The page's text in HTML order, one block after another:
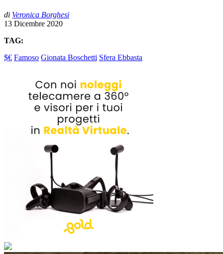
di Veronica Borghesi
13 Dicembre 2020
TAG:
$€ Famoso Gionata Boschetti Sfera Ebbasta